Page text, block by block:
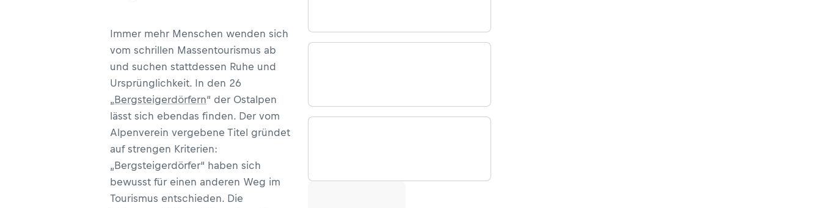
Immer mehr Menschen wenden sich
vom schrillen Massentourismus ab
und suchen stattdessen Ruhe und
Ursprünglichkeit. In den 26
„Bergsteigerdörfern“ der Ostalpen
lässt sich ebendas finden. Der vom
Alpenverein vergebene Titel gründet
auf strengen Kriterien:
„Bergsteigerdörfer“ haben sich
bewusst für einen anderen Weg im
Tourismus entschieden. Die